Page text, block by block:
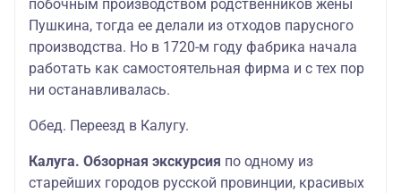
побочным производством родственников жены
Пушкина, тогда ее делали из отходов парусного
производства. Но в 1720-м году фабрика начала
работать как самостоятельная фирма и с тех пор
ни останавливалась.
Обед. Переезд в Калугу.
Калуга. Обзорная экскурсия по одному из
старейших городов русской провинции, красивых